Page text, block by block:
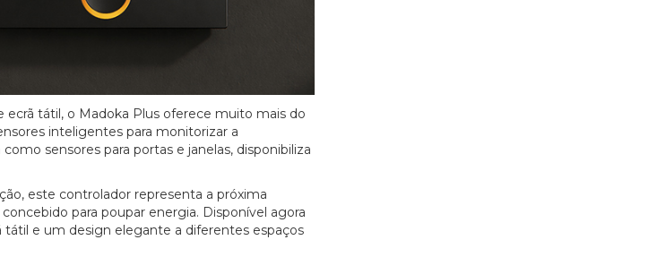
tátil, o Madoka Plus oferece muito mais do
inteligentes para monitorizar a
sensores para portas e janelas, disponibiliza
este controlador representa a próxima
para poupar energia. Disponível agora
e um design elegante a diferentes espaços